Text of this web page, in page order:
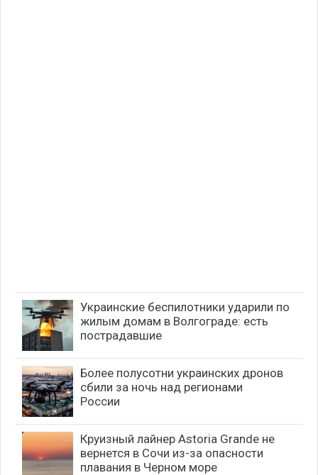
Украинские беспилотники ударили по
жилым домам в Волгограде: есть
пострадавшие
Более полусотни украинских дронов
сбили за ночь над регионами
России
Круизный лайнер Astoria Grande не
вернется в Сочи из-за опасности
плавания в Черном море